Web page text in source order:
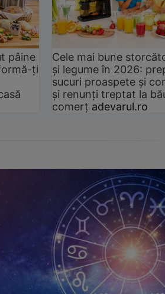
pâine
ți
Cele mai bune
și legume în 2026:
sucuri proaspete și
și renunți treptat la
comerț adevarul.ro